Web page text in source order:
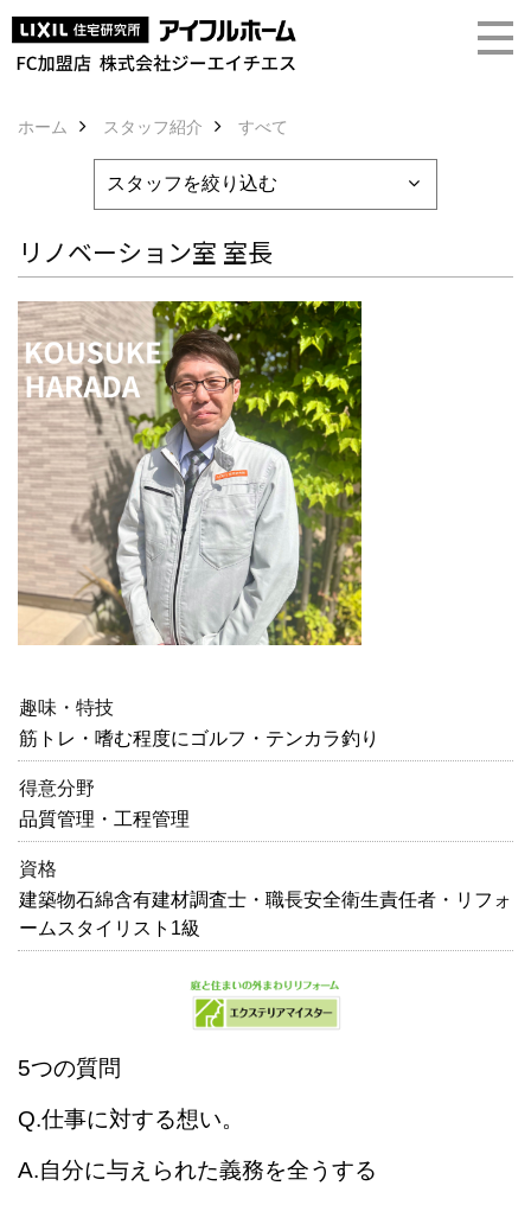
ホーム スタッフ紹介 すべて
リノベーション室 室長
趣味・特技
筋トレ・嗜む程度にゴルフ・テンカラ釣り
得意分野
品質管理・工程管理
資格
建築物石綿含有建材調査士・職長安全衛生責任者・リフォ
ームスタイリスト1級
5つの質問
Q.仕事に対する想い。
A.自分に与えられた義務を全うする